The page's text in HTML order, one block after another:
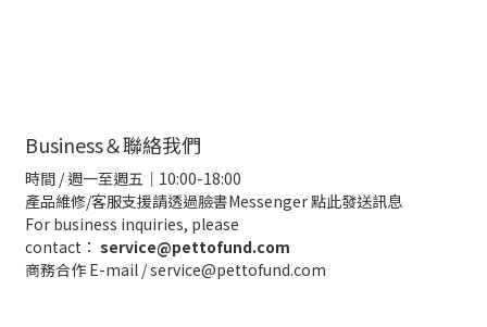
Business＆聯絡我們
時間 / 週一至週五｜10:00-18:00
產品維修/客服支援請透過臉書Messenger點此發送訊息
For business inquiries, please
contact： service@pettofund.com
商務合作 E-mail / service@pettofund.com